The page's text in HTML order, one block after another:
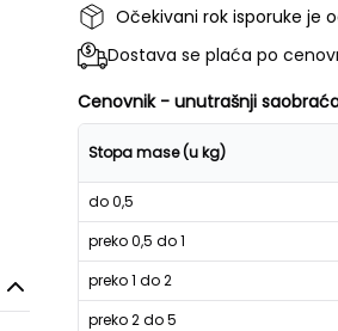
Očekivani rok isporuke je
Dostava se plaća po
Cenovnik - unutrašnji
Stopa mase (u kg)
do 0,5
preko 0,5 do 1
preko 1 do 2
preko 2 do 5